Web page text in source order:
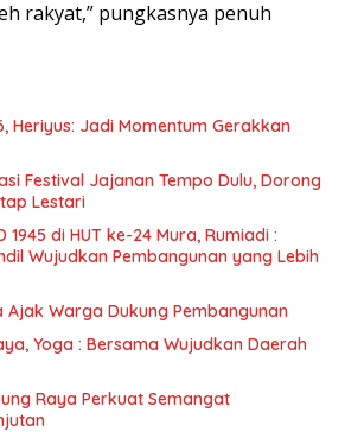
rakyat,” pungkasnya penuh
Heriyus: Jadi Momentum Gerakkan
Festival Jajanan Tempo Dulu, Dorong
Lestari
1945 di HUT ke-24 Mura, Rumiadi :
Lebih
Ajak Warga Dukung Pembangunan
Yoga : Bersama Wujudkan Daerah
Raya Perkuat Semangat